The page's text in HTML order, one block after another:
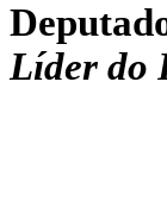
Líder do